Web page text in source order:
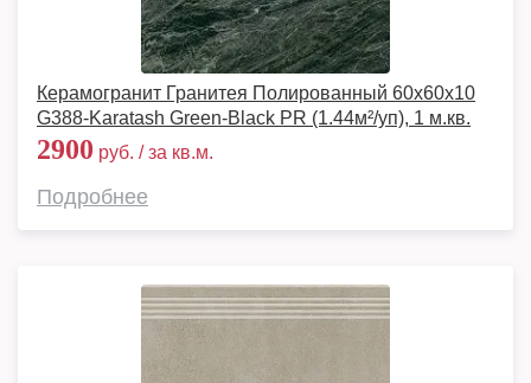
Керамогранит Гранитея Полированный 60х60х10
G388-Karatash Green-Black PR (1.44м²/уп), 1 м.кв.
2900 руб. / за кв.м.
Подробнее